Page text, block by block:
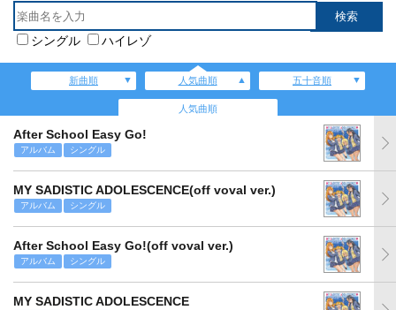
シングル ハイレゾ
新曲順 人気曲順 五十音順
人気曲順
After School Easy Go!
アルバム シングル
MY SADISTIC ADOLESCENCE(off voval ver.)
アルバム シングル
After School Easy Go!(off voval ver.)
アルバム シングル
MY SADISTIC ADOLESCENCE